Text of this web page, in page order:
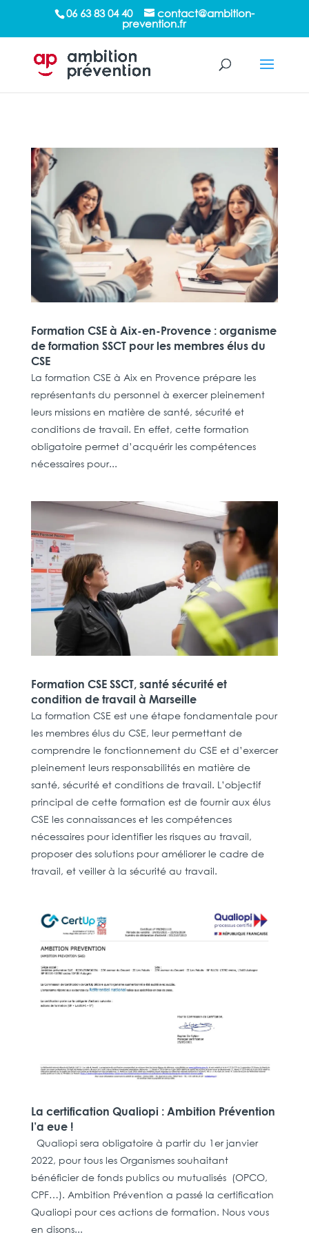
/*sticky sidebar*/06 63 83 04 40
contact@ambition-
prevention.fr
Formation CSE à Aix-en-Provence : organisme
de formation SSCT pour les membres élus du
CSE
La formation CSE à Aix en Provence prépare les
représentants du personnel à exercer pleinement
leurs missions en matière de santé, sécurité et
conditions de travail. En effet, cette formation
obligatoire permet d’acquérir les compétences
nécessaires pour...
Formation CSE SSCT, santé sécurité et
condition de travail à Marseille
La formation CSE est une étape fondamentale pour
les membres élus du CSE, leur permettant de
comprendre le fonctionnement du CSE et d’exercer
pleinement leurs responsabilités en matière de
santé, sécurité et conditions de travail. L’objectif
principal de cette formation est de fournir aux élus
CSE les connaissances et les compétences
nécessaires pour identifier les risques au travail,
proposer des solutions pour améliorer le cadre de
travail, et veiller à la sécurité au travail.
La certification Qualiopi : Ambition Prévention
l’a eue !
Qualiopi sera obligatoire à partir du 1er janvier
2022, pour tous les Organismes souhaitant
bénéficier de fonds publics ou mutualisés (OPCO,
CPF…). Ambition Prévention a passé la certification
Qualiopi pour ces actions de formation. Nous vous
en disons...